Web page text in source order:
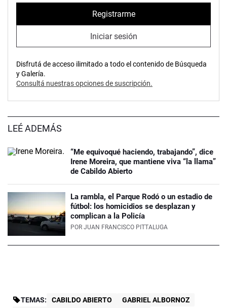
Registrarme
Iniciar sesión
Disfrutá de acceso ilimitado a todo el contenido de Búsqueda
y Galería.
Consultá nuestras opciones de suscripción.
LEÉ ADEMÁS
“Me equivoqué haciendo, trabajando”, dice
Irene Moreira, que mantiene viva “la llama”
de Cabildo Abierto
La rambla, el Parque Rodó o un estadio de
fútbol: los homicidios se desplazan y
complican a la Policía
POR JUAN FRANCISCO PITTALUGA
TEMAS: CABILDO ABIERTO
GABRIEL ALBORNOZ